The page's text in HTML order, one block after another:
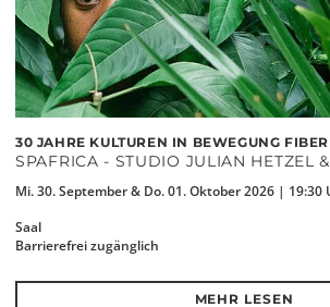
30 JAHRE KULTUREN IN BEWEGUNG
SPAFRICA - STUDIO JULIAN HETZEL
Mi. 30. September & Do. 01. Oktober 2026 | 19:30
Saal
Barrierefrei zugänglich
MEHR LESEN